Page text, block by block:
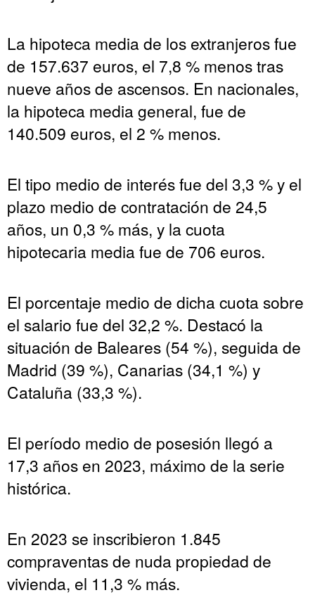
La hipoteca media de los extranjeros fue
de 157.637 euros, el 7,8 % menos tras
nueve años de ascensos. En nacionales,
la hipoteca media general, fue de
140.509 euros, el 2 % menos.
El tipo medio de interés fue del 3,3 % y el
plazo medio de contratación de 24,5
años, un 0,3 % más, y la cuota
hipotecaria media fue de 706 euros.
El porcentaje medio de dicha cuota sobre
el salario fue del 32,2 %. Destacó la
situación de Baleares (54 %), seguida de
Madrid (39 %), Canarias (34,1 %) y
Cataluña (33,3 %).
El período medio de posesión llegó a
17,3 años en 2023, máximo de la serie
histórica.
En 2023 se inscribieron 1.845
compraventas de nuda propiedad de
vivienda, el 11,3 % más.